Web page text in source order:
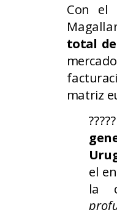
Con el
total
matriz
el
la